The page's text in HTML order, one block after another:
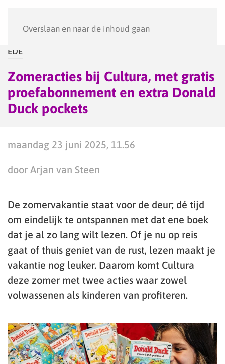
Overslaan en naar de inhoud gaan
EDE
Zomeracties bij Cultura, met gratis
proefabonnement en extra Donald
Duck pockets
maandag 23 juni 2025, 11.56
door Arjan van Steen
De zomervakantie staat voor de deur; dé tijd
om eindelijk te ontspannen met dat ene boek
dat je al zo lang wilt lezen. Of je nu op reis
gaat of thuis geniet van de rust, lezen maakt je
vakantie nog leuker. Daarom komt Cultura
deze zomer met twee acties waar zowel
volwassenen als kinderen van profiteren.